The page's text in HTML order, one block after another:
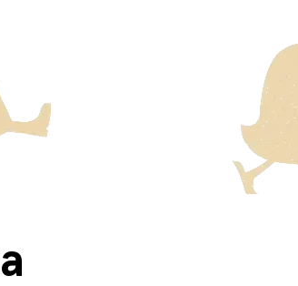
frakten för dessa varor visas i kassan.